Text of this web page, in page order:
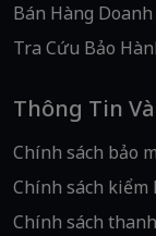
Bán Hàng
Tra Cứu Bảo
Thông Tin
Chính sách bảo
Chính sách kiểm
Chính sách